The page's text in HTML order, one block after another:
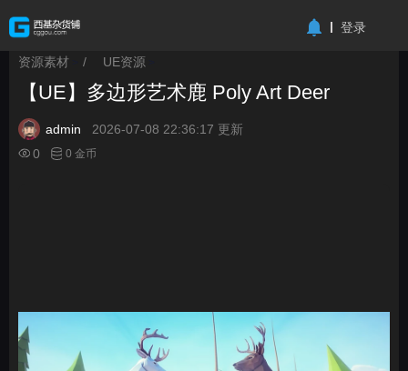
登录
资源素材 / UE资源
【UE】多边形艺术鹿 Poly Art Deer
admin
2026-07-08 22:36:17 更新
0
0 金币